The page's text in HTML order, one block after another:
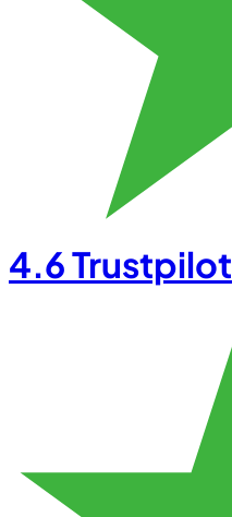
4.6Trustpilot